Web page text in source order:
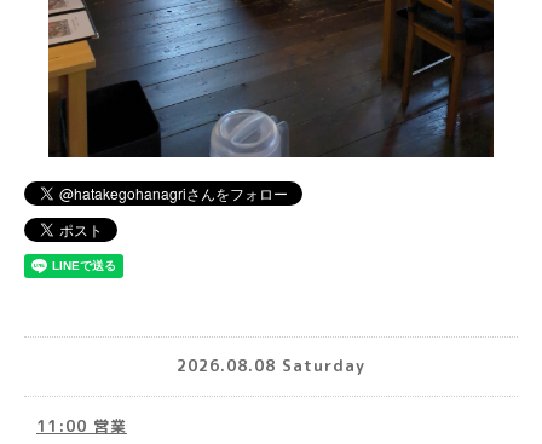
2026.08.08 Saturday
11:00 営業